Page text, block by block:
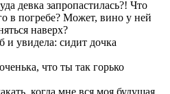
девка запропастилась?! Что
в погребе? Может, вино у ней
наверх?
и увидела: сидит дочка
что ты так горько